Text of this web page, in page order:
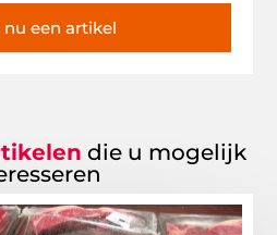
nu een artikel
die u mogelijk